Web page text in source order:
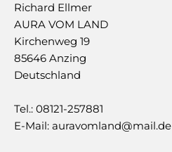
Richard Ellmer
AURA VOM LAND
Kirchenweg 19
85646 Anzing
Deutschland
Tel.: 08121-257881
E-Mail: auravomland@mail.de